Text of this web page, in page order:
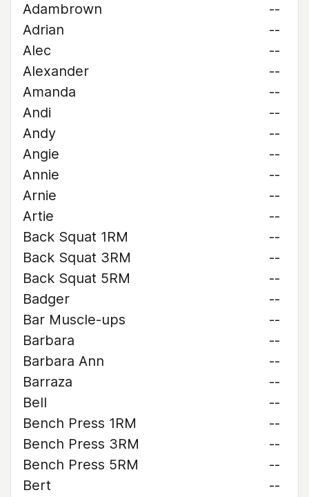
Adambrown
--
Adrian
--
Alec
--
Alexander
--
Amanda
--
Andi
--
Andy
--
Angie
--
Annie
--
Arnie
--
Artie
--
Back Squat 1RM
--
Back Squat 3RM
--
Back Squat 5RM
--
Badger
--
Bar Muscle-ups
--
Barbara
--
Barbara Ann
--
Barraza
--
Bell
--
Bench Press 1RM
--
Bench Press 3RM
--
Bench Press 5RM
--
Bert
--